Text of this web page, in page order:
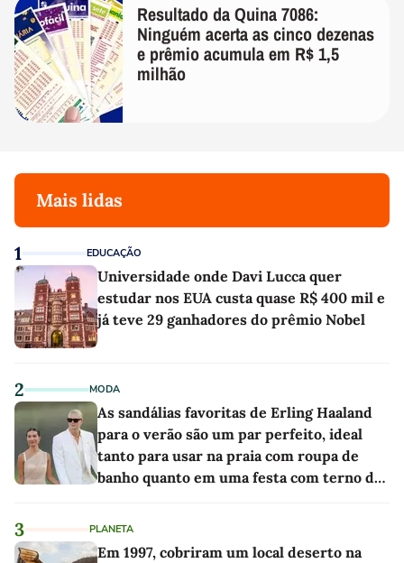
Resultado da Quina 7086:
Ninguém acerta as cinco dezenas
e prêmio acumula em R$ 1,5
milhão
Mais lidas
1 EDUCAÇÃO
Universidade onde Davi Lucca quer
estudar nos EUA custa quase R$ 400 mil e
já teve 29 ganhadores do prêmio Nobel
2 MODA
As sandálias favoritas de Erling Haaland
para o verão são um par perfeito, ideal
tanto para usar na praia com roupa de
banho quanto em uma festa com terno de
3 PLANETA
Em 1997, cobriram um local deserto na